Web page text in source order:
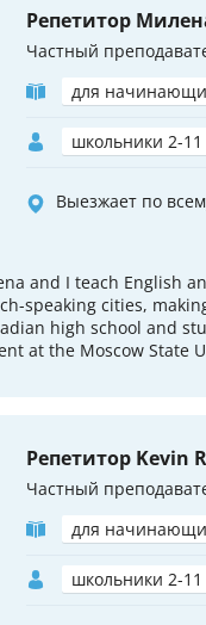
Репетитор
Частный
для
школьники 2-11
Выезжает по
and I teach English
speaking cities,
high school and
at the Moscow State
Репетитор Kevin
Частный
для
школьники 2-11